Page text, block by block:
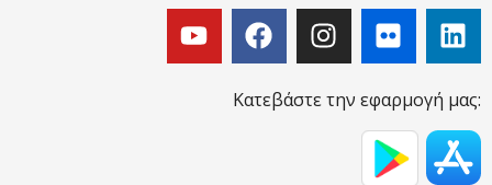
Κατεβάστε την εφαρμογή μας: